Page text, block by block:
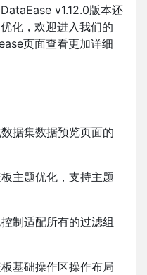
v1.12.0版本还
化，欢迎进入我们的
页面查看更加详细
据集数据预览页面的
主题优化，支持主题
制适配所有的过滤组
基础操作区操作布局